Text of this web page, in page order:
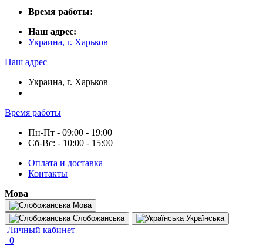
Время работы:
Наш адрес:
Украина, г. Харьков
Наш адрес
Украина, г. Харьков
Время работы
Пн-Пт - 09:00 - 19:00
Сб-Вс: - 10:00 - 15:00
Оплата и доставка
Контакты
Мова
Мова
Слобожанська
Українська
Личный кабинет
0